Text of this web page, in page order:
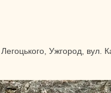
Легоцького, Ужгород,